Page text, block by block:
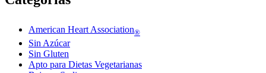
American Heart Association®
Sin Azúcar
Sin Gluten
Apto para Dietas Vegetarianas